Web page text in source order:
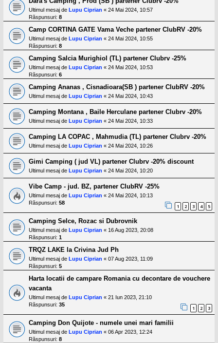
Ultimul mesaj de Lupu Ciprian « 24 Mai 2024, 10:57
Răspunsuri: 8
Camp CORTINA GATE Vama Veche partener ClubRV -20%
Ultimul mesaj de Lupu Ciprian « 24 Mai 2024, 10:55
Răspunsuri: 8
Camping Salcia Murighiol (TL) partener Clubrv -25%
Ultimul mesaj de Lupu Ciprian « 24 Mai 2024, 10:53
Răspunsuri: 6
Camping Ananas , Cisnadioara(SB ) partener ClubRV -20%
Ultimul mesaj de Lupu Ciprian « 24 Mai 2024, 10:43
Camping Montana , Baile Herculane partener Clubrv -20%
Ultimul mesaj de Lupu Ciprian « 24 Mai 2024, 10:33
Camping LA COPAC , Mahmudia (TL) partener Clubrv -20%
Ultimul mesaj de Lupu Ciprian « 24 Mai 2024, 10:26
Gimi Camping ( jud VL) partener Clubrv -20% discount
Ultimul mesaj de Lupu Ciprian « 24 Mai 2024, 10:20
Vibe Camp - jud. BZ, partener ClubRV -25%
Ultimul mesaj de Lupu Ciprian « 24 Mai 2024, 10:13
Răspunsuri: 58
1 2 3 4 5
Camping Selce, Rozac si Dubrovnik
Ultimul mesaj de Lupu Ciprian « 16 Aug 2023, 20:08
Răspunsuri: 1
TRQZ LAKE la Crivina Jud Ph
Ultimul mesaj de Lupu Ciprian « 07 Aug 2023, 11:09
Răspunsuri: 5
Harta locatii de campare Romania cu decontare de vouchere
vacanta
Ultimul mesaj de Lupu Ciprian « 21 Iun 2023, 21:10
Răspunsuri: 35
1 2 3
Camping Don Quijote - numele unei mari familii
Ultimul mesaj de Lupu Ciprian « 06 Apr 2023, 12:24
Răspunsuri: 8